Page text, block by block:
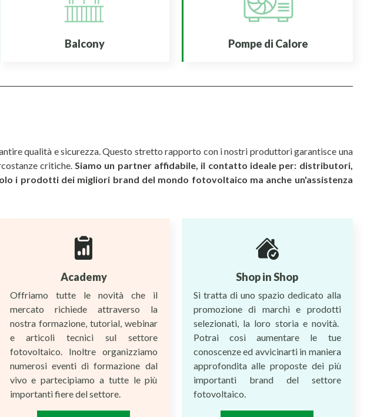
Balcony Pompe di Calore
qualità e sicurezza. Questo stretto rapporto con i nostri produttori garantisce una
critiche.Siamo un partner affidabile, il contatto ideale per: distributori,
i prodotti dei migliori brand del mondo fotovoltaico ma anche un'assistenza
Academy
Offriamo tutte le novità che il
mercato richiede attraverso la
nostra formazione, tutorial, webinar
e articoli tecnici sul settore
fotovoltaico. Inoltre organizziamo
numerosi eventi di formazione dal
vivo e partecipiamo a tutte le più
importanti fiere del settore.
Shop in Shop
Si tratta di uno spazio dedicato alla
promozione di marchi e prodotti
selezionati, la loro storia e novità.
Potrai così aumentare le tue
conoscenze ed avvicinarti in maniera
approfondita alle proposte dei più
importanti brand del settore
fotovoltaico.